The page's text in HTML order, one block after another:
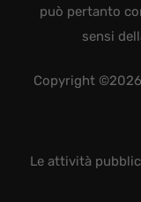
può pertanto
sensi
Copyright
Le attività